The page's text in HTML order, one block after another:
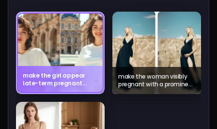
make the girl appear
late-term pregnant
with a prominent baby
make the woman visibly
pregnant with a prominent
baby bump